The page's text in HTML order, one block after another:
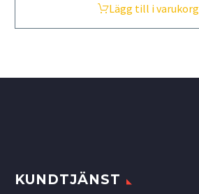
Lägg till i varukorg
KUNDTJÄNST